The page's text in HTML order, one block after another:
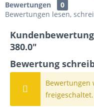
Bewertungen
0
Bewertungen lesen,
380.0"
Bewertung
Bewertungen
freigeschaltet.